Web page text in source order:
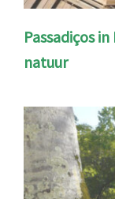
Passadiços
natuur